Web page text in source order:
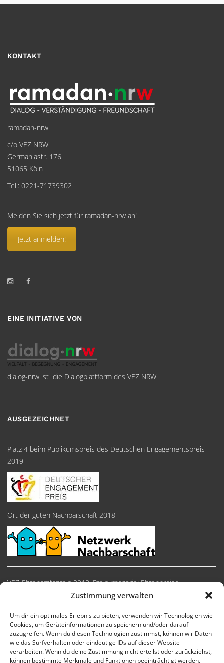
Zustimmung verwalten
Um dir ein optimales Erlebnis zu bieten, verwenden wir Technologien wie
Cookies, um Geräteinformationen zu speichern und/oder darauf
zuzugreifen. Wenn du diesen Technologien zustimmst, können wir Daten
wie das Surfverhalten oder eindeutige IDs auf dieser Website
verarbeiten. Wenn du deine Zustimmung nicht erteilst oder zurückziehst,
können bestimmte Merkmale und Funktionen beeinträchtigt werden.
KONTAKT
ramadan-nrw
c/o VEZ NRW
Germaniastr. 176
51065 Köln
Tel.: 0221-71739302
Melden Sie sich jetzt für ramadan-nrw an!
Jetzt anmelden!
EINE INITIATIVE VON
dialog-nrw ist die Dialogplattform des VEZ NRW
AUSGEZEICHNET
Platz 4 beim Publikumspreis des Deutschen Engagementspreis
2019
Ort der guten Nachbarschaft 2018
VEZ-Ehrenamtspreis 2018, Preiskategorie: Ehrenpreise